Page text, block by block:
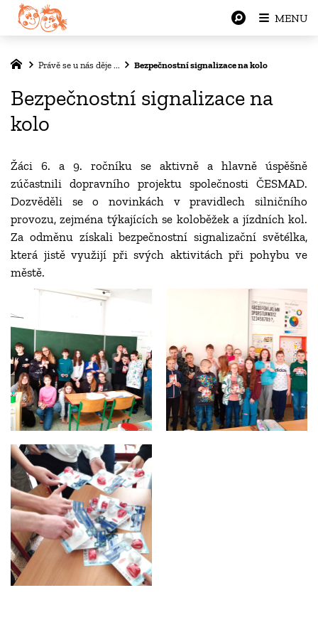
Právě se u nás děje ... Bezpečnostní signalizace na kolo
Bezpečnostní signalizace na
kolo
Žáci 6. a 9. ročníku se aktivně a hlavně úspěšně
zúčastnili dopravního projektu společnosti ČESMAD.
Dozvěděli se o novinkách v pravidlech silničního
provozu, zejména týkajících se koloběžek a jízdních kol.
Za odměnu získali bezpečnostní signalizační světélka,
která jistě využijí při svých aktivitách při pohybu ve
městě.
MENU